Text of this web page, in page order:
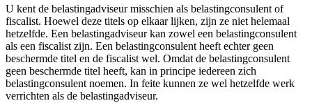
U kent de belastingadviseur misschien als belastingconsulent of
fiscalist. Hoewel deze titels op elkaar lijken, zijn ze niet helemaal
hetzelfde. Een belastingadviseur kan zowel een belastingconsulent
als een fiscalist zijn. Een belastingconsulent heeft echter geen
beschermde titel en de fiscalist wel. Omdat de belastingconsulent
geen beschermde titel heeft, kan in principe iedereen zich
belastingconsulent noemen. In feite kunnen ze wel hetzelfde werk
verrichten als de belastingadviseur.